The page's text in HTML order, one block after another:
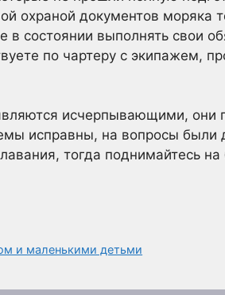
охраной документов моряка
в состоянии выполнять свои
по чартеру с экипажем,
исчерпывающими, они
исправны, на вопросы
тогда поднимайтесь
и маленькими детьми